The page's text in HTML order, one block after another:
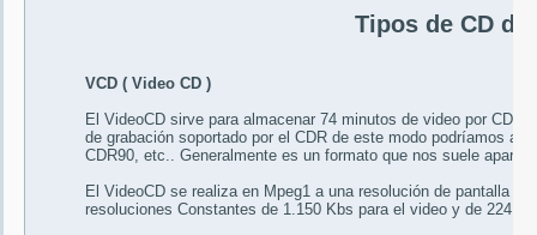
Tipos de CD de
VCD ( Video CD )
El VideoCD sirve para almacenar 74 minutos de video por
de grabación soportado por el CDR de este modo podríamos
CDR90, etc.. Generalmente es un formato que nos suele
El VideoCD se realiza en Mpeg1 a una resolución de pantalla
resoluciones Constantes de 1.150 Kbs para el video y de 224